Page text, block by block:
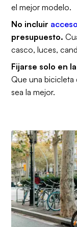
el mejor modelo.
No incluir
presupuesto.
casco, luces,
Fijarse solo en
Que una bicicleta
sea la mejor.